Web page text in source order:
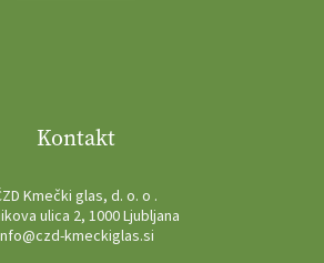
Kontakt
Kmečki glas, d. o. o .
ulica 2, 1000 Ljubljana
kmeckiglas.si